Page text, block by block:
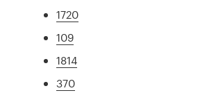
1720
109
1814
370